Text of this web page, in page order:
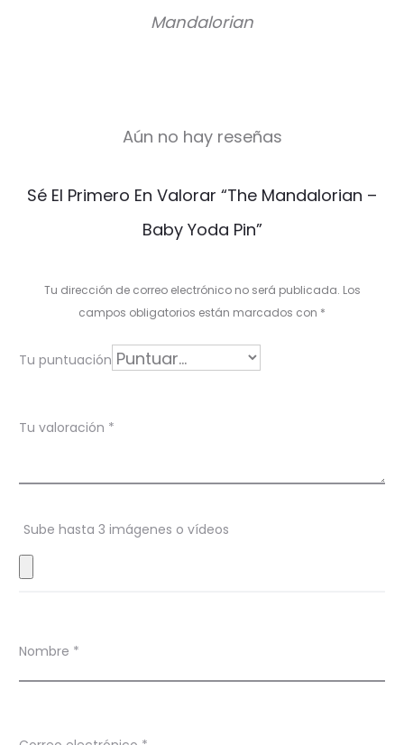
Mandalorian
V
a
c
o
n
s
Aún no hay reseñas
Sé El Primero En Valorar “The Mandalorian –
Baby Yoda Pin”
Tu dirección de correo electrónico no será publicada. Los
campos obligatorios están marcados con *
Tu puntuación
Tu valoración *
Sube hasta 3 imágenes o vídeos
Nombre *